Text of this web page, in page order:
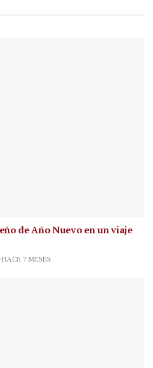
de Año Nuevo en un viaje
HACE 7 MESES